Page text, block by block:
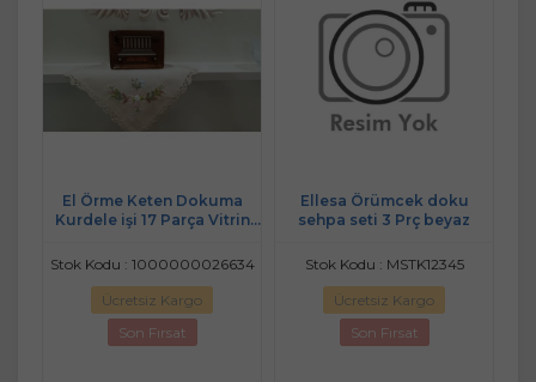
El Örme Keten Dokuma
Kurdele işi 17 Parça Vitrin
Stok Kodu : 1000000026634
Ücretsiz Kargo
Son Fırsat
Ellesa Örümcek doku
sehpa seti 3 Prç beyaz
Stok Kodu : MSTK12345
Ücretsiz Kargo
Son Fırsat